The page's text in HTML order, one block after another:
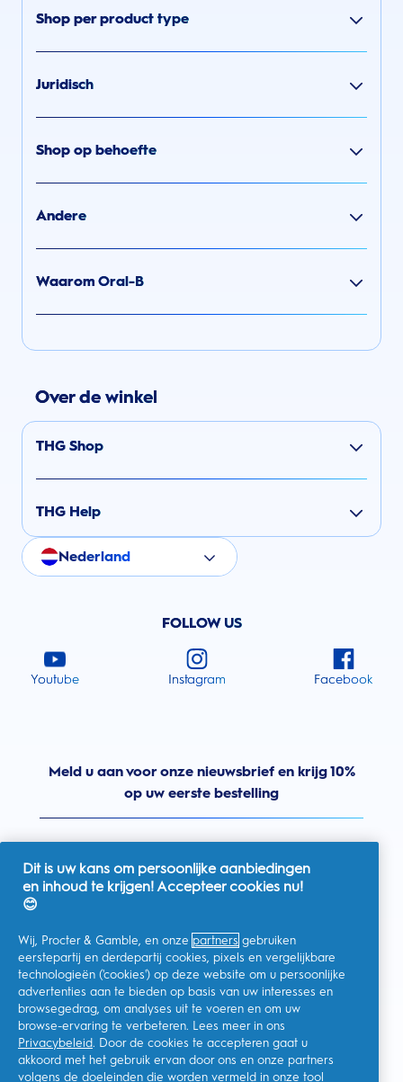
Shop per product type
Juridisch
Shop op behoefte
Andere
Waarom Oral-B
Over de winkel
THG Shop
THG Help
Nederland
FOLLOW US
Youtube Instagram Facebook
Meld u aan voor onze nieuwsbrief en krijg 10%
op uw eerste bestelling
Ik geef toestemming voor het ontvangen van
gepersonaliseerde communicatie met betrekking tot
aanbiedingen, nieuws en andere promotionele initiatieven van
Oral-B en andere
P&G-merken
kan me op elk momentafmelden.
Procter & Gamble, als verwerkingsverantwoordelijke, zal uw
persoonlijke gegevens verwerken zodat u zich bij deze site kunt
registreren en de interactie kunt aangaan met de aangeboden
Dit is uw kans om persoonlijke aanbiedingen
en inhoud te krijgen! Accepteer cookies nu!
😊
Wij, Procter & Gamble, en onze partners gebruiken
eerstepartij en derdepartij cookies, pixels en vergelijkbare
technologieën ('cookies') op deze website om u persoonlijke
advertenties aan te bieden op basis van uw interesses en
browsegedrag, om analyses uit te voeren en om uw
browse-ervaring te verbeteren. Lees meer in ons
Privacybeleid. Door de cookies te accepteren gaat u
akkoord met het gebruik ervan door ons en onze partners
volgens de doeleinden die worden vermeld in onze tool